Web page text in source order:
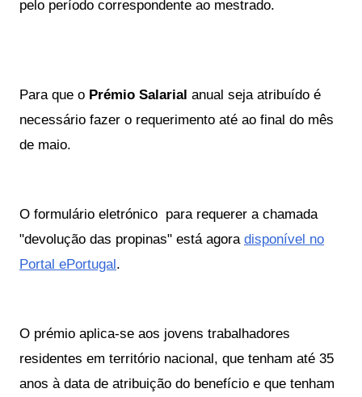
pelo período correspondente ao mestrado.
Para que o Prémio Salarial anual seja atribuído é
necessário fazer o requerimento até ao final do mês
de maio.
O formulário eletrónico para requerer a chamada
"devolução das propinas" está agora disponível no
Portal ePortugal.
O prémio aplica-se aos jovens trabalhadores
residentes em território nacional, que tenham até 35
anos à data de atribuição do benefício e que tenham